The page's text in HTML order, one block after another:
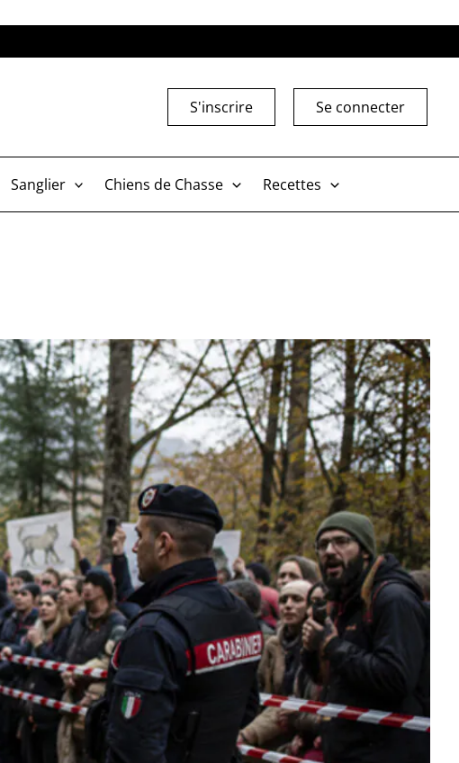
S'inscrire Se connecter
Sanglier Chiens de Chasse Recettes